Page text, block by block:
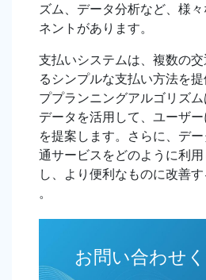
ズム、データ分析など、 様
ネントがあります。
支払いシステムは、複数の
るシンプルな支払い方法を
ププランニングアルゴリズ
データを活用して、ユーザ
を提案します。さらに、デ
通サービスをどのように利
し、より便利なものに改善
。
お問い合わせ